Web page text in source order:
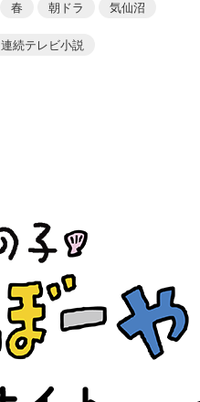
春 朝ドラ 気仙沼
連続テレビ小説